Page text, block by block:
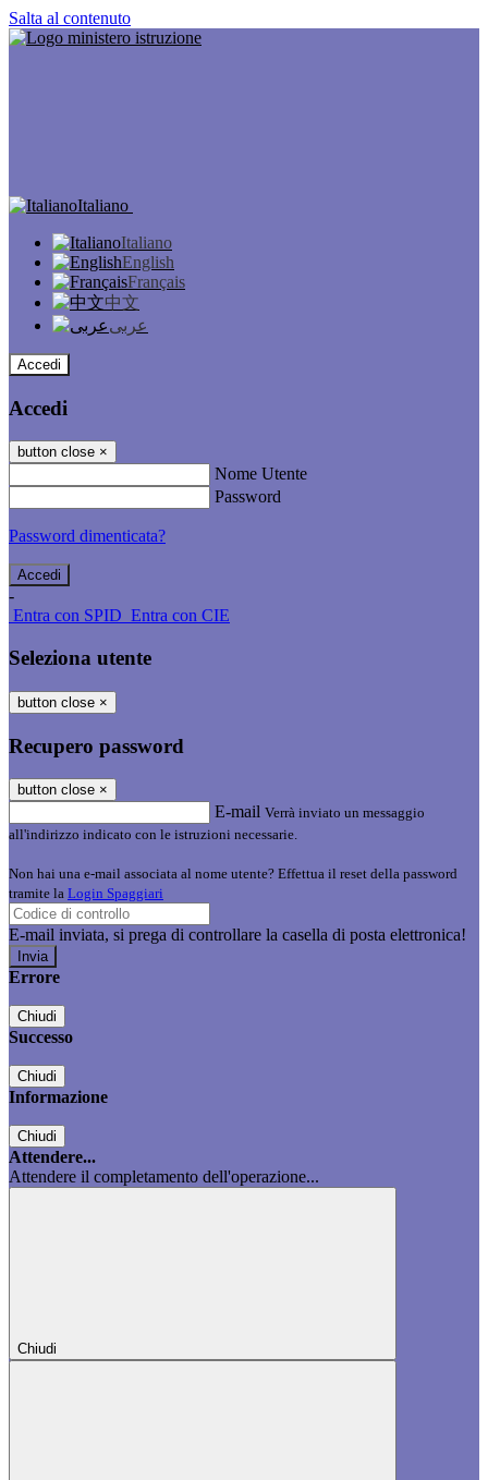
Salta al contenuto
Italiano
Italiano
English
Français
中文
عربى
Accedi
Accedi
button close ×
Nome Utente
Password
Password dimenticata?
-
Entra con SPID Entra con CIE
Seleziona utente
button close ×
Recupero password
button close ×
E-mail Verrà inviato un messaggio
all'indirizzo indicato con le istruzioni necessarie.
Non hai una e-mail associata al nome utente? Effettua il reset della password
tramite la Login Spaggiari
E-mail inviata, si prega di controllare la casella di posta elettronica!
Errore
Chiudi
Successo
Chiudi
Informazione
Chiudi
Attendere...
Attendere il completamento dell'operazione...
Chiudi